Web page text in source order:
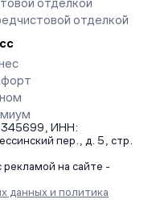
отделкой
отделкой
ИНН:
пер., д. 5, стр.
рекламой на сайте -
данных и политика